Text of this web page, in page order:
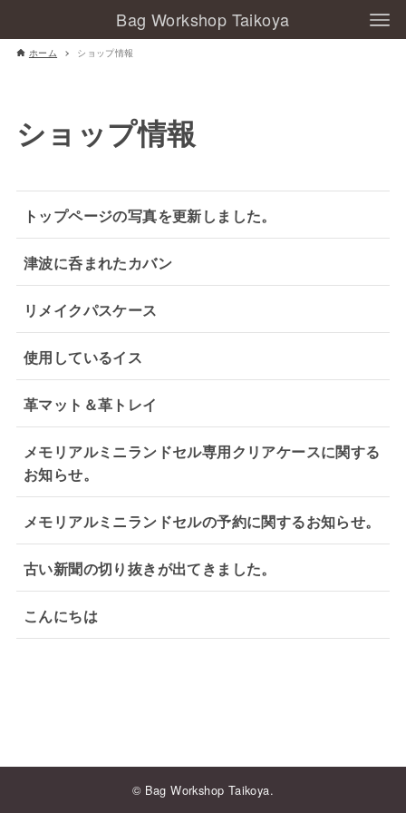
Bag Workshop Taikoya
ホーム ショップ情報
ショップ情報
トップページの写真を更新しました。
津波に呑まれたカバン
リメイクパスケース
使用しているイス
革マット＆革トレイ
メモリアルミニランドセル専用クリアケースに関する
お知らせ。
メモリアルミニランドセルの予約に関するお知らせ。
古い新聞の切り抜きが出てきました。
こんにちは
© Bag Workshop Taikoya.